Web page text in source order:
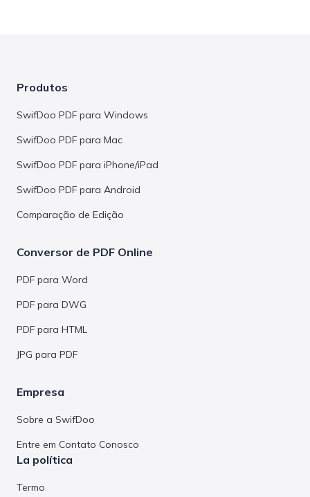
Produtos
SwifDoo PDF para Windows
SwifDoo PDF para Mac
SwifDoo PDF para iPhone/iPad
SwifDoo PDF para Android
Comparação de Edição
Conversor de PDF Online
PDF para Word
PDF para DWG
PDF para HTML
JPG para PDF
Empresa
Sobre a SwifDoo
Entre em Contato Conosco
La política
Termo